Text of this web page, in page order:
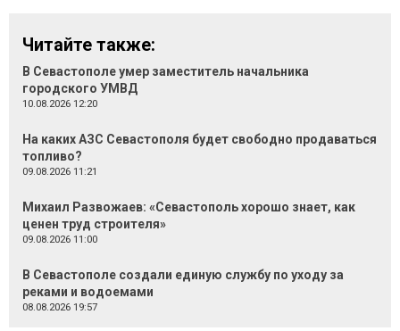
Читайте также:
В Севастополе умер заместитель начальника
городского УМВД
10.08.2026 12:20
На каких АЗС Севастополя будет свободно продаваться
топливо?
09.08.2026 11:21
Михаил Развожаев: «Севастополь хорошо знает, как
ценен труд строителя»
09.08.2026 11:00
В Севастополе создали единую службу по уходу за
реками и водоемами
08.08.2026 19:57